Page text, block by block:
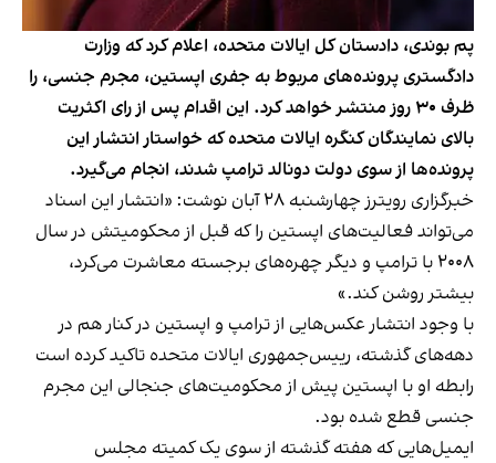
پم بوندی، دادستان کل ایالات متحده، اعلام کرد که وزارت
دادگستری پرونده‌های مربوط به جفری اپستین، مجرم جنسی، را
ظرف ۳۰ روز منتشر خواهد کرد. این اقدام پس از رای اکثریت
بالای نمایندگان کنگره ایالات متحده که خواستار انتشار این
پرونده‌ها از سوی دولت دونالد ترامپ شدند، انجام می‌گیرد.
خبرگزاری رویترز چهارشنبه ۲۸ آبان نوشت: «انتشار این اسناد
می‌تواند فعالیت‌های اپستین را که قبل از محکومیتش در سال
۲۰۰۸ با ترامپ و دیگر چهره‌های برجسته معاشرت می‌کرد،
بیشتر روشن کند.»
با وجود انتشار عکس‌هایی از ترامپ و اپستین در کنار هم در
دهه‌های گذشته، رییس‌جمهوری ایالات متحده تاکید کرده است
رابطه او با اپستین پیش از محکومیت‌های جنجالی این مجرم
جنسی قطع شده بود.
ایمیل‌هایی که هفته گذشته از سوی یک کمیته مجلس